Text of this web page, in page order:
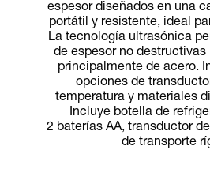
espesor diseñados en una
portátil y resistente, ideal
La tecnología ultrasónica
de espesor no
principalmente de acero.
opciones de
temperatura y materiales
Incluye botella de
2 baterías AA, transductor
de transporte